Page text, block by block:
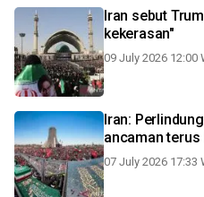
Iran sebut
kekerasan"
09 July 2026 12:00
Iran:
ancaman terus
07 July 2026 17:33